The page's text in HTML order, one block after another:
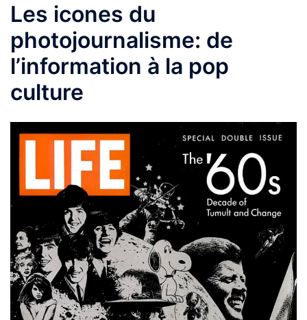
Les icones du
photojournalisme: de
l’information à la pop
culture